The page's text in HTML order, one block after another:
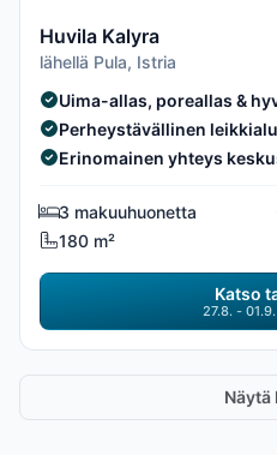
Huvila Kalyra
lähellä Pula, Istria
Uima-allas, poreallas &
Perheystävällinen
Erinomainen yhteys
3 makuuhuonetta
180 m²
Katso
27.8. -
Näytä